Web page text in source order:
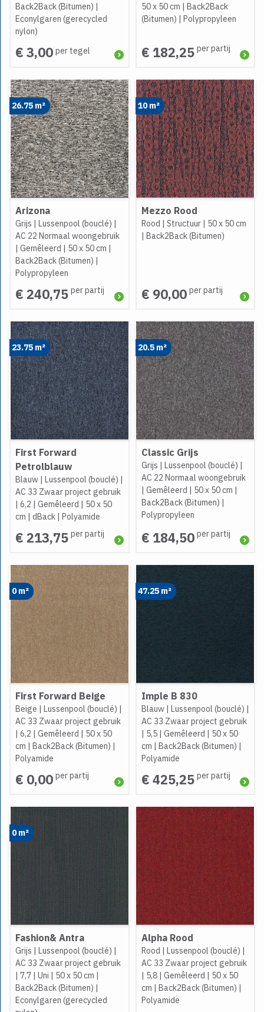
Back2Back (Bitumen) |
Econylgaren (gerecycled
nylon)
€ 3,00 per tegel
50 x 50 cm | Back2Back
(Bitumen) | Polypropyleen
€ 182,25 per partij
26.75 m²
Arizona
Grijs | Lussenpool (bouclé) |
AC 22 Normaal woongebruik
| Gemêleerd | 50 x 50 cm |
Back2Back (Bitumen) |
Polypropyleen
€ 240,75 per partij
10 m²
Mezzo Rood
Rood | Structuur| 50 x 50 cm
| Back2Back (Bitumen)
€ 90,00 per partij
23.75 m²
First Forward
Petrolblauw
Blauw | Lussenpool (bouclé) |
AC 33 Zwaar project gebruik
| 6,2 | Gemêleerd | 50 x 50
cm | dBack | Polyamide
€ 213,75 per partij
20.5 m²
Classic Grijs
Grijs | Lussenpool (bouclé) |
AC 22 Normaal woongebruik
| Gemêleerd | 50 x 50 cm |
Back2Back (Bitumen) |
Polypropyleen
€ 184,50 per partij
0 m²
First Forward Beige
Beige | Lussenpool (bouclé) |
AC 33 Zwaar project gebruik
| 6,2 | Gemêleerd | 50 x 50
cm | Back2Back (Bitumen) |
Polyamide
€ 0,00 per partij
47.25 m²
Imple B 830
Blauw| Lussenpool (bouclé) |
AC 33 Zwaar project gebruik
| 5,5| Gemêleerd | 50 x 50
cm | Back2Back (Bitumen) |
Polyamide
€ 425,25 per partij
0 m²
Fashion& Antra
Grijs | Lussenpool (bouclé) |
AC 33 Zwaar project gebruik
| 7,7 | Uni | 50 x 50 cm |
Back2Back (Bitumen) |
Econylgaren (gerecycled
Alpha Rood
Rood | Lussenpool (bouclé) |
AC 33 Zwaar project gebruik
| 5,8| Gemêleerd | 50 x 50
cm | Back2Back (Bitumen) |
Polyamide